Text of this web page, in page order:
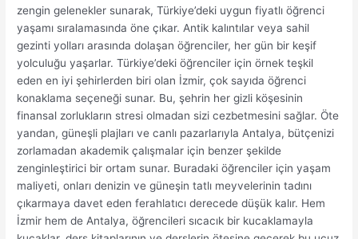
zengin gelenekler sunarak, Türkiye’deki uygun fiyatlı öğrenci
yaşamı sıralamasında öne çıkar. Antik kalıntılar veya sahil
gezinti yolları arasında dolaşan öğrenciler, her gün bir keşif
yolculuğu yaşarlar. Türkiye’deki öğrenciler için örnek teşkil
eden en iyi şehirlerden biri olan İzmir, çok sayıda öğrenci
konaklama seçeneği sunar. Bu, şehrin her gizli köşesinin
finansal zorlukların stresi olmadan sizi cezbetmesini sağlar. Öte
yandan, güneşli plajları ve canlı pazarlarıyla Antalya, bütçenizi
zorlamadan akademik çalışmalar için benzer şekilde
zenginleştirici bir ortam sunar. Buradaki öğrenciler için yaşam
maliyeti, onları denizin ve güneşin tatlı meyvelerinin tadını
çıkarmaya davet eden ferahlatıcı derecede düşük kalır. Hem
İzmir hem de Antalya, öğrencileri sıcacık bir kucaklamayla